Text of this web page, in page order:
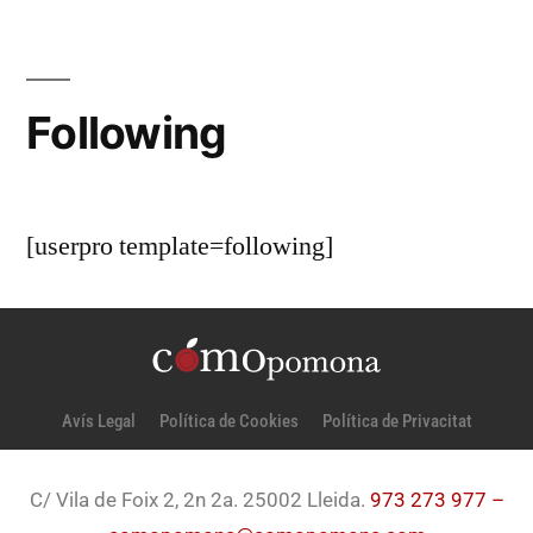
Following
[userpro template=following]
Avís Legal Política de Cookies Política de Privacitat
C/ Vila de Foix 2, 2n 2a. 25002 Lleida. 973 273 977 –